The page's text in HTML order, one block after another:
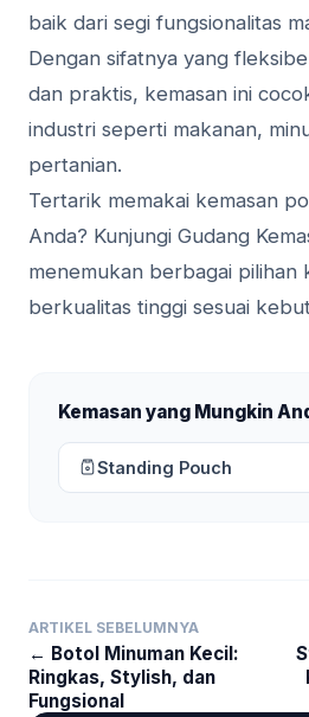
baik dari segi fungsionalitas
Dengan sifatnya yang
dan praktis, kemasan ini
industri seperti makanan,
pertanian.
Tertarik memakai kemasan
Anda? Kunjungi Gudang
menemukan berbagai pilihan
berkualitas tinggi sesuai
Kemasan yang Mungkin
Standing Pouch
ARTIKEL SEBELUMNYA
← Botol Minuman Kecil:
Ringkas, Stylish, dan
Fungsional